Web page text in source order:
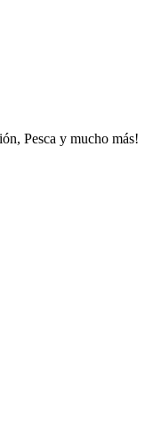
Pesca y mucho más!